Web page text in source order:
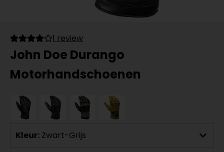
1 review
John Doe Durango
Motorhandschoenen
Kleur: Zwart-Grijs